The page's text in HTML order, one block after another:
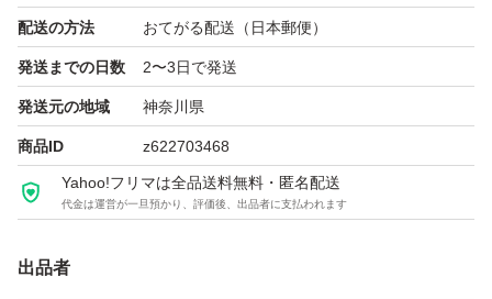
配送の方法 おてがる配送（日本郵便）
発送までの日数 2〜3日で発送
発送元の地域 神奈川県
商品ID z622703468
Yahoo!フリマは全品送料無料・匿名配送
代金は運営が一旦預かり、評価後、出品者に支払われます
出品者